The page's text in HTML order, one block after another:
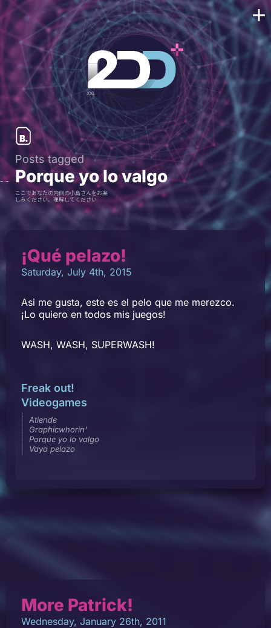
Posts tagged
Porque yo lo valgo
ここであなたの内側の小島さんをお楽
しみください、理解してください
¡Qué pelazo!
Saturday, July 4th, 2015
Asi me gusta, este es el pelo que me merezco.
¡Lo quiero en todos mis juegos!
WASH, WASH, SUPERWASH!
Freak out!
Videogames
Atiende
Graphicwhorin'
Porque yo lo valgo
Vaya pelazo
More Patrick!
Wednesday, January 26th, 2011